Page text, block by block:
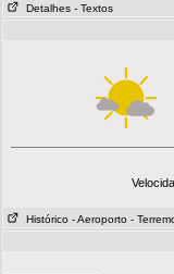
Detalhes - Textos
Histórico - Aeroporto -